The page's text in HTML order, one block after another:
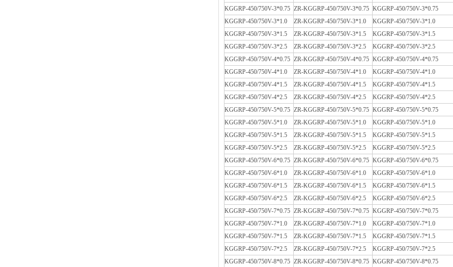
KGGRP-450/750V-3*0.75 ZR-KGGRP-450/750V-3*0.75 KGGRP-450/750V-3*0.75
KGGRP-450/750V-3*1.0
ZR-KGGRP-450/750V-3*1.0
KGGRP-450/750V-3*1.0
KGGRP-450/750V-3*1.5
ZR-KGGRP-450/750V-3*1.5
KGGRP-450/750V-3*1.5
KGGRP-450/750V-3*2.5
ZR-KGGRP-450/750V-3*2.5
KGGRP-450/750V-3*2.5
KGGRP-450/750V-4*0.75 ZR-KGGRP-450/750V-4*0.75 KGGRP-450/750V-4*0.75
KGGRP-450/750V-4*1.0
ZR-KGGRP-450/750V-4*1.0
KGGRP-450/750V-4*1.0
KGGRP-450/750V-4*1.5
ZR-KGGRP-450/750V-4*1.5
KGGRP-450/750V-4*1.5
KGGRP-450/750V-4*2.5
ZR-KGGRP-450/750V-4*2.5
KGGRP-450/750V-4*2.5
KGGRP-450/750V-5*0.75 ZR-KGGRP-450/750V-5*0.75 KGGRP-450/750V-5*0.75
KGGRP-450/750V-5*1.0
ZR-KGGRP-450/750V-5*1.0
KGGRP-450/750V-5*1.0
KGGRP-450/750V-5*1.5
ZR-KGGRP-450/750V-5*1.5
KGGRP-450/750V-5*1.5
KGGRP-450/750V-5*2.5
ZR-KGGRP-450/750V-5*2.5
KGGRP-450/750V-5*2.5
KGGRP-450/750V-6*0.75 ZR-KGGRP-450/750V-6*0.75 KGGRP-450/750V-6*0.75
KGGRP-450/750V-6*1.0
ZR-KGGRP-450/750V-6*1.0
KGGRP-450/750V-6*1.0
KGGRP-450/750V-6*1.5
ZR-KGGRP-450/750V-6*1.5
KGGRP-450/750V-6*1.5
KGGRP-450/750V-6*2.5
ZR-KGGRP-450/750V-6*2.5
KGGRP-450/750V-6*2.5
KGGRP-450/750V-7*0.75 ZR-KGGRP-450/750V-7*0.75 KGGRP-450/750V-7*0.75
KGGRP-450/750V-7*1.0
ZR-KGGRP-450/750V-7*1.0
KGGRP-450/750V-7*1.0
KGGRP-450/750V-7*1.5
ZR-KGGRP-450/750V-7*1.5
KGGRP-450/750V-7*1.5
KGGRP-450/750V-7*2.5
ZR-KGGRP-450/750V-7*2.5
KGGRP-450/750V-7*2.5
KGGRP-450/750V-8*0.75 ZR-KGGRP-450/750V-8*0.75 KGGRP-450/750V-8*0.75